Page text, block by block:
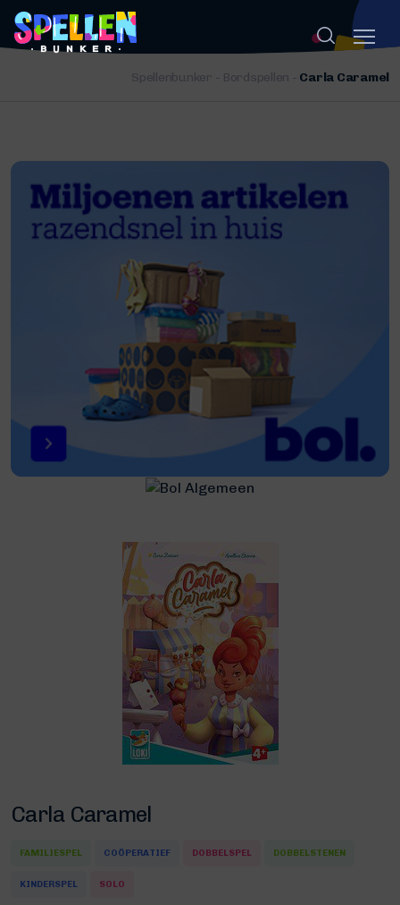
Spellenbunker - Bordspellen - Carla Caramel
Carla Caramel
FAMILIESPEL COÖPERATIEF DOBBELSPEL DOBBELSTENEN
KINDERSPEL SOLO